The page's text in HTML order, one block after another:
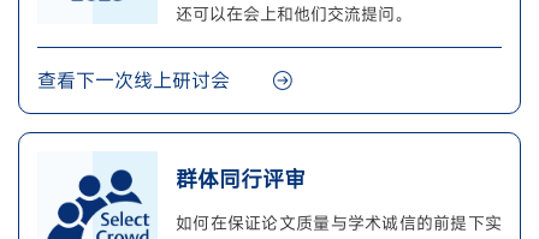
还可以在会上和他们交流提问。
查看下一次线上研讨会
群体同行评审
如何在保证论文质量与学术诚信的前提下实